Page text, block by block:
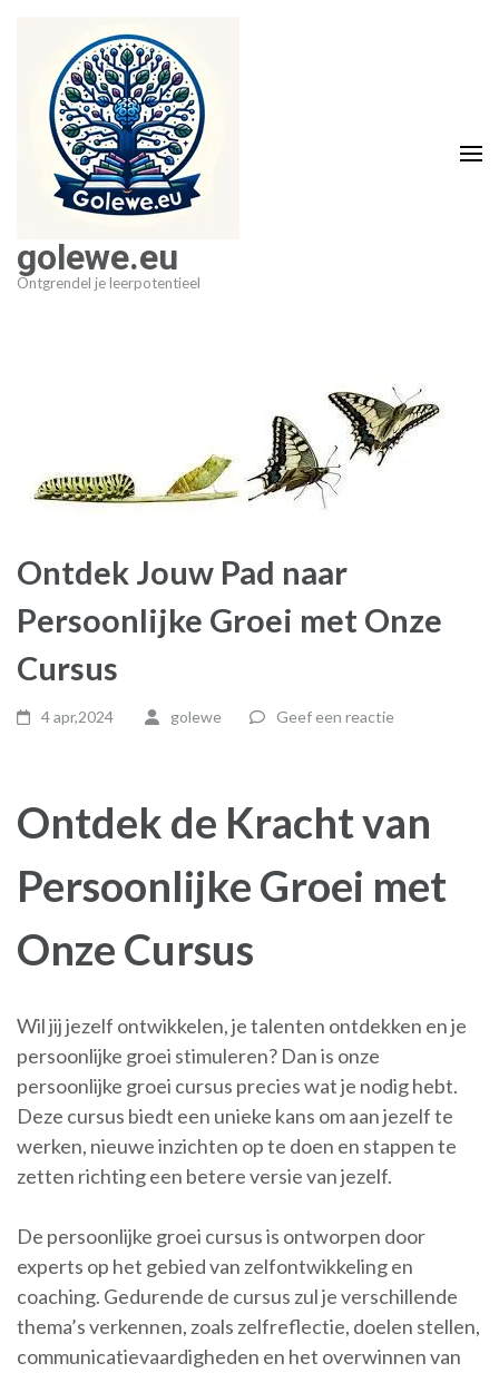
inhoud
golewe.eu
Ontgrendel je leerpotentieel
Ontdek Jouw Pad naar
Persoonlijke Groei met Onze
Cursus
4 apr,2024 golewe Geef een reactie
Ontdek de Kracht van
Persoonlijke Groei met
Onze Cursus
Wil jij jezelf ontwikkelen, je talenten ontdekken en je
persoonlijke groei stimuleren? Dan is onze
persoonlijke groei cursus precies wat je nodig hebt.
Deze cursus biedt een unieke kans om aan jezelf te
werken, nieuwe inzichten op te doen en stappen te
zetten richting een betere versie van jezelf.
De persoonlijke groei cursus is ontworpen door
experts op het gebied van zelfontwikkeling en
coaching. Gedurende de cursus zul je verschillende
thema’s verkennen, zoals zelfreflectie, doelen stellen,
communicatievaardigheden en het overwinnen van